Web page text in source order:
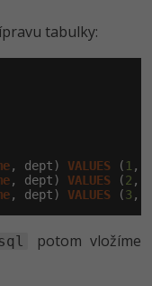
tabulky:
, dept) VALUES ( 1,
, dept) VALUES (2 ,
, dept) VALUES (3 ,
potom vložíme